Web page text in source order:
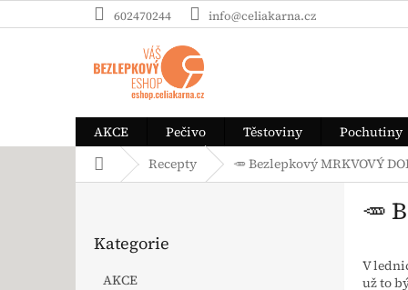
602470244 info@celiakarna.cz
AKCE Pečivo Těstoviny
Pochutiny
Domů Recepty 🥕 Bezlepkový MRKVOVÝ
Kategorie
AKCE
🥕
V
už to